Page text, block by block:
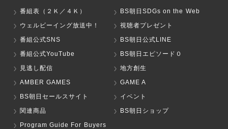
番組表（２Ｋ／４Ｋ）
BS朝日SDGs on the Web
ウェルビーイング放送中！
視聴者プレゼント
番組公式SNS
BS朝日公式LINE
番組公式YouTube
BS朝日エピソード０
見逃し配信
地方創生
AMBER GAMES
GAME A
BS朝日セールスサイト
イベント
関連商品
BS朝日ショップ
Program Guide For Buyers